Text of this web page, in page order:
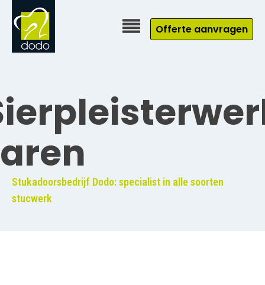
Offerte aanvragen
Stukadoorsbedrijf Dodo: specialist in alle soorten
stucwerk